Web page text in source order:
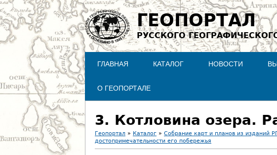
ГЕОПОРТАЛ
РУССКОГО
ГЛАВНАЯ КАТАЛОГ НОВОСТИ
О ГЕОПОРТАЛЕ
3. Котловина озера.
В
Геопортал » Каталог » Собрание карт и планов из изданий
достопримечательности его побережья